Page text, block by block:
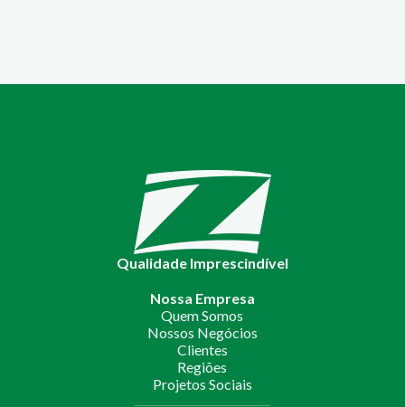
Qualidade Imprescindível
Nossa Empresa
Quem Somos
Nossos Negócios
Clientes
Regiões
Projetos Sociais